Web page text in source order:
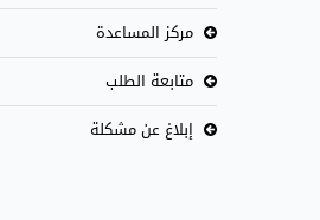
مركز المساعدة
متابعة الطلب
إبلاغ عن مشكلة